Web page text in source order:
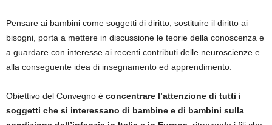
Pensare ai bambini come soggetti di diritto, sostituire il diritto ai
bisogni, porta a mettere in discussione le teorie della conoscenza e
a guardare con interesse ai recenti contributi delle neuroscienze e
alla conseguente idea di insegnamento ed apprendimento.
Obiettivo del Convegno è concentrare l’attenzione di tutti i
soggetti che si interessano di bambine e di bambini sulla